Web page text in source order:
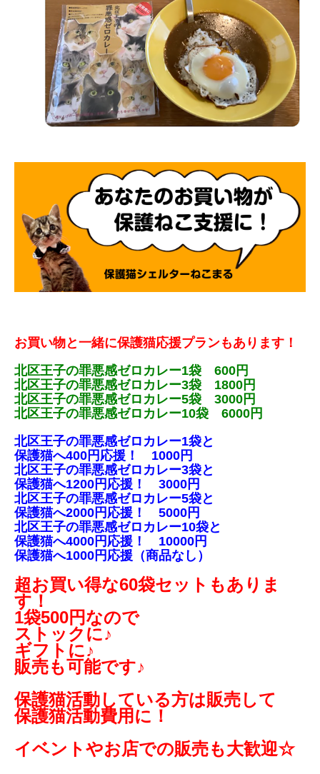
お買い物と一緒に保護猫応援プランもあります！
北区王子の罪悪感ゼロカレー1袋 600円
北区王子の罪悪感ゼロカレー3袋 1800円
北区王子の罪悪感ゼロカレー5袋 3000円
北区王子の罪悪感ゼロカレー10袋 6000円
北区王子の罪悪感ゼロカレー1袋と
保護猫へ400円応援！ 1000円
北区王子の罪悪感ゼロカレー3袋と
保護猫へ1200円応援！ 3000円
北区王子の罪悪感ゼロカレー5袋と
保護猫へ2000円応援！ 5000円
北区王子の罪悪感ゼロカレー10袋と
保護猫へ4000円応援！ 10000円
保護猫へ1000円応援（商品なし）
超お買い得な60袋セットもありま
す！
1袋500円なので
ストックに♪
ギフトに♪
販売も可能です♪
保護猫活動している方は販売して
保護猫活動費用に！
イベントやお店での販売も大歓迎☆